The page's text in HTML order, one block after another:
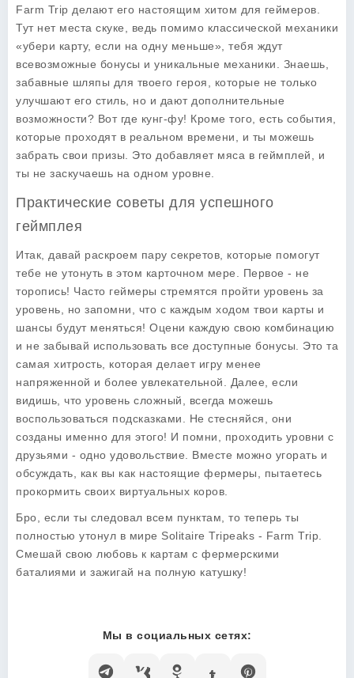
Farm Trip делают его настоящим хитом для геймеров.
Тут нет места скуке, ведь помимо классической механики
«убери карту, если на одну меньше», тебя ждут
всевозможные бонусы и уникальные механики. Знаешь,
забавные шляпы для твоего героя, которые не только
улучшают его стиль, но и дают дополнительные
возможности? Вот где кунг-фу! Кроме того, есть события,
которые проходят в реальном времени, и ты можешь
забрать свои призы. Это добавляет мяса в геймплей, и
ты не заскучаешь на одном уровне.
Практические советы для успешного
геймплея
Итак, давай раскроем пару секретов, которые помогут
тебе не утонуть в этом карточном мере. Первое - не
торопись! Часто геймеры стремятся пройти уровень за
уровень, но запомни, что с каждым ходом твои карты и
шансы будут меняться! Оцени каждую свою комбинацию
и не забывай использовать все доступные бонусы. Это та
самая хитрость, которая делает игру менее
напряженной и более увлекательной. Далее, если
видишь, что уровень сложный, всегда можешь
воспользоваться подсказками. Не стесняйся, они
созданы именно для этого! И помни, проходить уровни с
друзьями - одно удовольствие. Вместе можно угорать и
обсуждать, как вы как настоящие фермеры, пытаетесь
прокормить своих виртуальных коров.
Бро, если ты следовал всем пунктам, то теперь ты
полностью утонул в мире Solitaire Tripeaks - Farm Trip.
Смешай свою любовь к картам с фермерскими
баталиями и зажигай на полную катушку!
Мы в социальных сетях: